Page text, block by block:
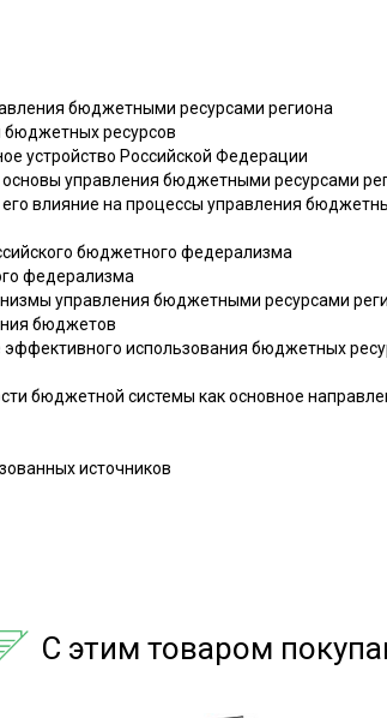
бюджетными ресурсами региона
ресурсов
устройство Российской Федерации
управления бюджетными ресурсами
влияние на процессы управления
бюджетного федерализма
федерализма
управления бюджетными ресурсами
бюджетов
использования бюджетных
бюджетной системы как основное
источников
С этим товаром